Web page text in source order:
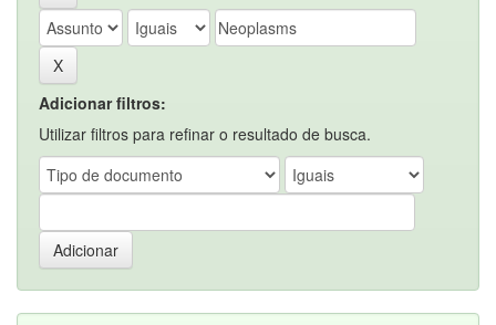
Adicionar filtros:
Utilizar filtros para refinar o resultado de busca.